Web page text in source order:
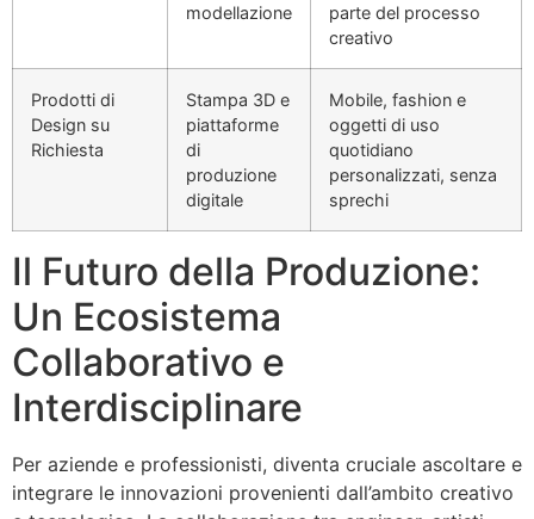
modellazione
parte del processo
creativo
Prodotti di
Design su
Richiesta
Stampa 3D e
piattaforme
di
produzione
digitale
Mobile, fashion e
oggetti di uso
quotidiano
personalizzati, senza
sprechi
Il Futuro della Produzione:
Un Ecosistema
Collaborativo e
Interdisciplinare
Per aziende e professionisti, diventa cruciale ascoltare e
integrare le innovazioni provenienti dall’ambito creativo